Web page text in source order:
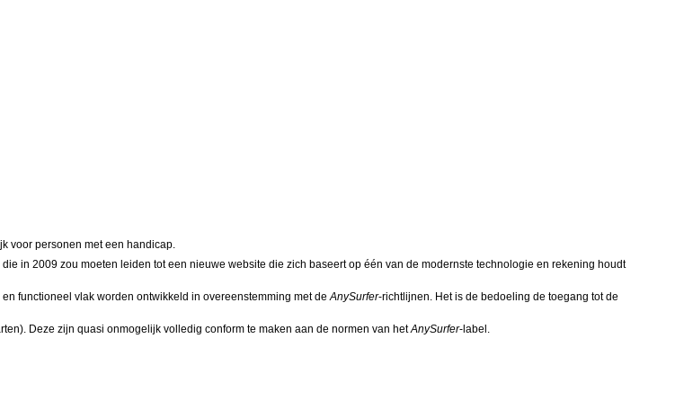
voor personen met een handicap.
die in 2009 zou moeten leiden tot een nieuwewebsite die zich baseert op één van de modernste technologie en rekening houdt
functioneel vlak worden ontwikkeld in overeenstemming met deAnySurfer-richtlijnen. Het is de bedoeling de toegang tot de
Deze zijn quasi onmogelijk volledig conform te maken aan de normen van hetAnySurfer-label.